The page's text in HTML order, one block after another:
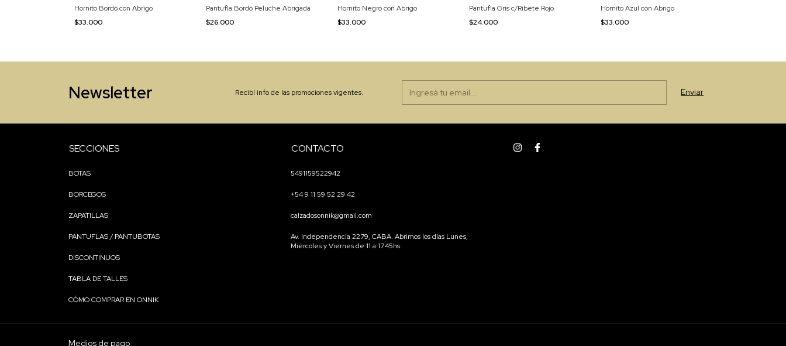
Hornito Bordó con Abrigo
$33.000
Pantufla Bordó Peluche Abrigada
$26.000
Hornito Negro con Abrigo
$33.000
Pantufla Gris c/Ribete Rojo
$24.000
Hornito Azul con Abrigo
$33.000
Newsletter Recibí info de las promociones vigentes.
SECCIONES
BOTAS
BORCEGOS
ZAPATILLAS
PANTUFLAS / PANTUBOTAS
DISCONTINUOS
TABLA DE TALLES
CÓMO COMPRAR EN ONNIK
CONTACTO
5491159522942
+54 9 11 59 52 29 42
calzadosonnik@gmail.com
Av. Independencia 2279, CABA. Abrimos los días Lunes,
Miércoles y Viernes de 11 a 17.45hs.
Medios de pago